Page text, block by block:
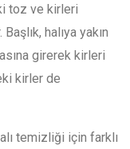
toz ve kirleri
halıya yakın
girerek kirleri
kirler de
temizliği için farklı